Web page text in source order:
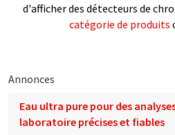
d'afficher des détecteurs de
catégorie de produits
Annonces
Eau ultra pure pour des
laboratoire précises et fiables